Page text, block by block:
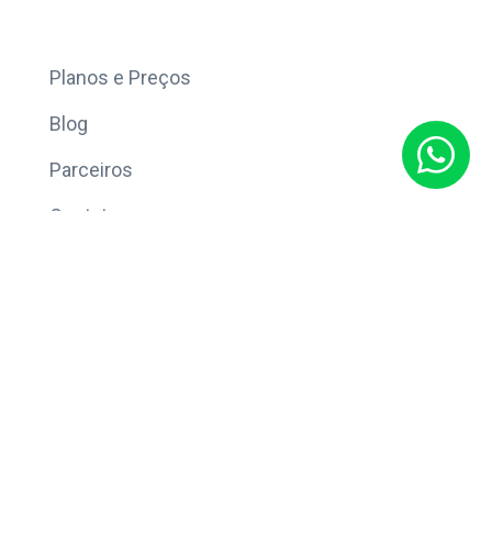
Planos e Preços
Blog
Parceiros
Contato